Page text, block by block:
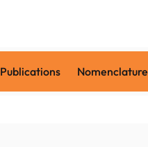
Publications Nomenclature